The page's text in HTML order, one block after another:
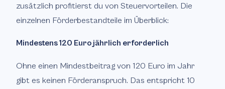
zusätzlich profitierst du von Steuervorteilen. Die
einzelnen Förderbestandteile im Überblick:
Mindestens 120 Euro jährlich erforderlich
Ohne einen Mindestbeitrag von 120 Euro im Jahr
gibt es keinen Förderanspruch. Das entspricht 10